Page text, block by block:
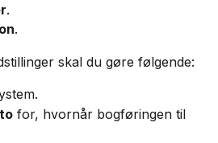
.
.
skal du gøre følgende:
for, hvornår bogføringen til